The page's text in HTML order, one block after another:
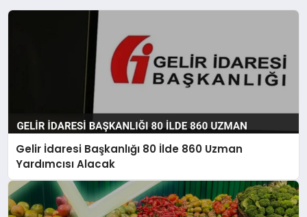
Gelir İdaresi Başkanlığı 80 İlde 860 Uzman
Yardımcısı Alacak